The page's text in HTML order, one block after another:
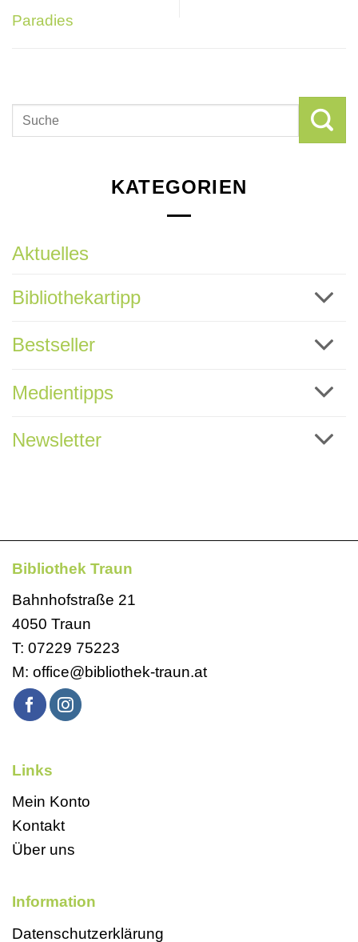
Paradies
KATEGORIEN
Aktuelles
Bibliothekartipp
Bestseller
Medientipps
Newsletter
Bibliothek Traun
Bahnhofstraße 21
4050 Traun
T: 07229 75223
M: office@bibliothek-traun.at
Links
Mein Konto
Kontakt
Über uns
Information
Datenschutzerklärung